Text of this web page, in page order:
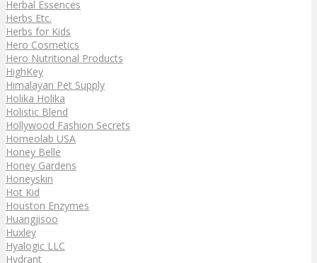
Herbal Essences
Herbs Etc.
Herbs for Kids
Hero Cosmetics
Hero Nutritional Products
HighKey
Himalayan Pet Supply
Holika Holika
Holistic Blend
Hollywood Fashion Secrets
Homeolab USA
Honey Belle
Honey Gardens
Honeyskin
Hot Kid
Houston Enzymes
Huangjisoo
Huxley
Hyalogic LLC
Hydrant